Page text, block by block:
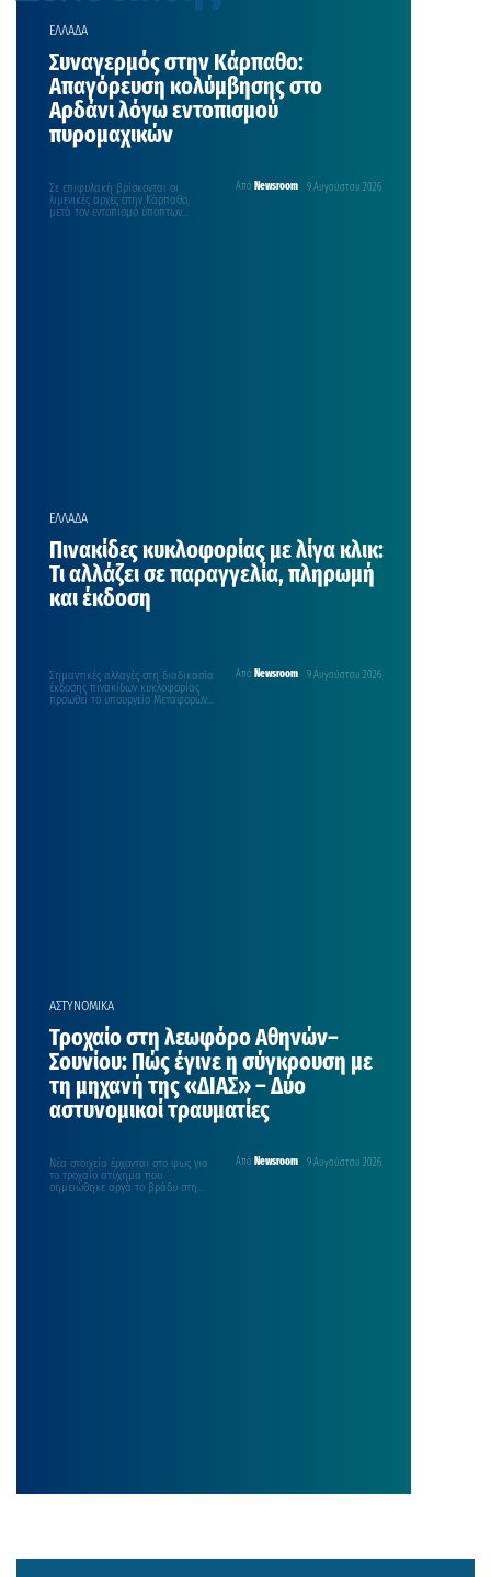
ΕΛΛΑΔΑ
Συναγερμός στην Κάρπαθο:
Απαγόρευση κολύμβησης στο
Αρδάνι λόγω εντοπισμού
πυρομαχικών
Από Newsroom 9 Αυγούστου 2026
Σε επιφυλακή βρίσκονται οι
λιμενικές αρχές στην Κάρπαθο,
μετά τον εντοπισμό ύποπτων
ΕΛΛΑΔΑ
Πινακίδες κυκλοφορίας με λίγα κλικ:
Τι αλλάζει σε παραγγελία, πληρωμή
και έκδοση
Από Newsroom 9 Αυγούστου 2026
Σημαντικές αλλαγές στη διαδικασία
έκδοσης πινακίδων κυκλοφορίας
προωθεί το υπουργείο Μεταφορών,
ΑΣΤΥΝΟΜΙΚΑ
Τροχαίο στη λεωφόρο Αθηνών–
Σουνίου: Πώς έγινε η σύγκρουση με
τη μηχανή της «ΔΙΑΣ» – Δύο
αστυνομικοί τραυματίες
Από Newsroom 9 Αυγούστου 2026
Νέα στοιχεία έρχονται στο φως για
το τροχαίο ατύχημα που
σημειώθηκε αργά το βράδυ στη